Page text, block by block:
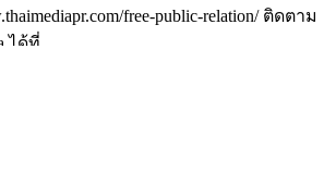
free-public-relation/ ติดตาม
ได้ที่